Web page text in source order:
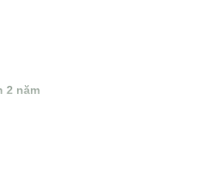
2 năm